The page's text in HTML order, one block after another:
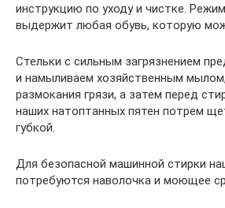
инструкцию по уходу и чистке.
выдержит любая обувь, которую
Стельки с сильным загрязнением
и намыливаем хозяйственным
размокания грязи, а затем перед
наших натоптанных пятен потрем
губкой.
Для безопасной машинной стирки
потребуются наволочка и моющее